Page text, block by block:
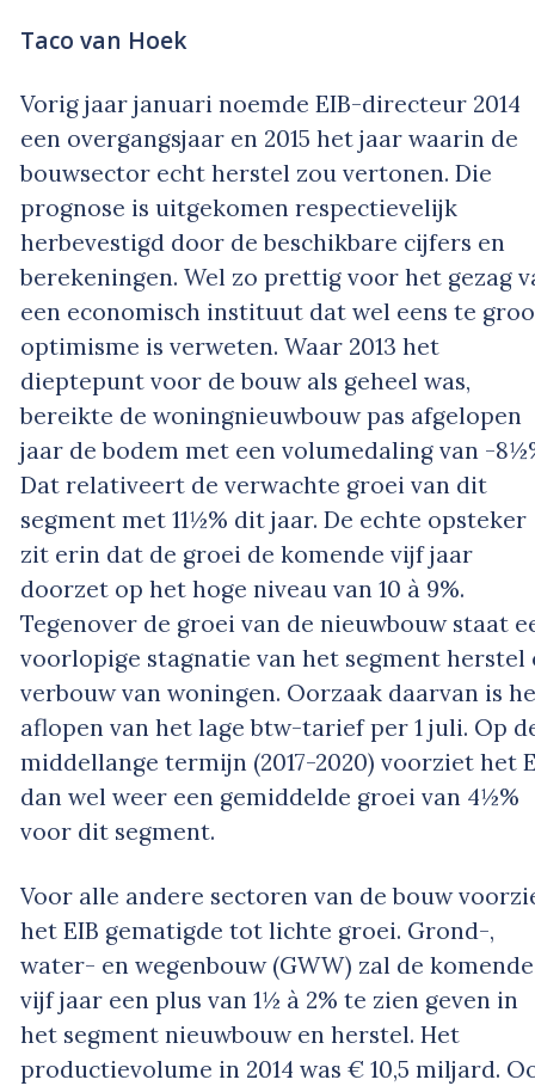
Taco van Hoek
Vorig jaar januari noemde EIB-directeur 2014
een overgangsjaar en 2015 het jaar waarin de
bouwsector echt herstel zou vertonen. Die
prognose is uitgekomen respectievelijk
herbevestigd door de beschikbare cijfers en
berekeningen. Wel zo prettig voor het gezag
een economisch instituut dat wel eens te
optimisme is verweten. Waar 2013 het
dieptepunt voor de bouw als geheel was,
bereikte de woningnieuwbouw pas afgelopen
jaar de bodem met een volumedaling van -
Dat relativeert de verwachte groei van dit
segment met 11½% dit jaar. De echte opsteker
zit erin dat de groei de komende vijf jaar
doorzet op het hoge niveau van 10 à 9%.
Tegenover de groei van de nieuwbouw staat
voorlopige stagnatie van het segment herstel
verbouw van woningen. Oorzaak daarvan is
aflopen van het lage btw-tarief per 1 juli. Op
middellange termijn (2017-2020) voorziet het
dan wel weer een gemiddelde groei van 4½%
voor dit segment.
Voor alle andere sectoren van de bouw
het EIB gematigde tot lichte groei. Grond-,
water- en wegenbouw (GWW) zal de komende
vijf jaar een plus van 1½ à 2% te zien geven in
het segment nieuwbouw en herstel. Het
productievolume in 2014 was € 10,5 miljard.